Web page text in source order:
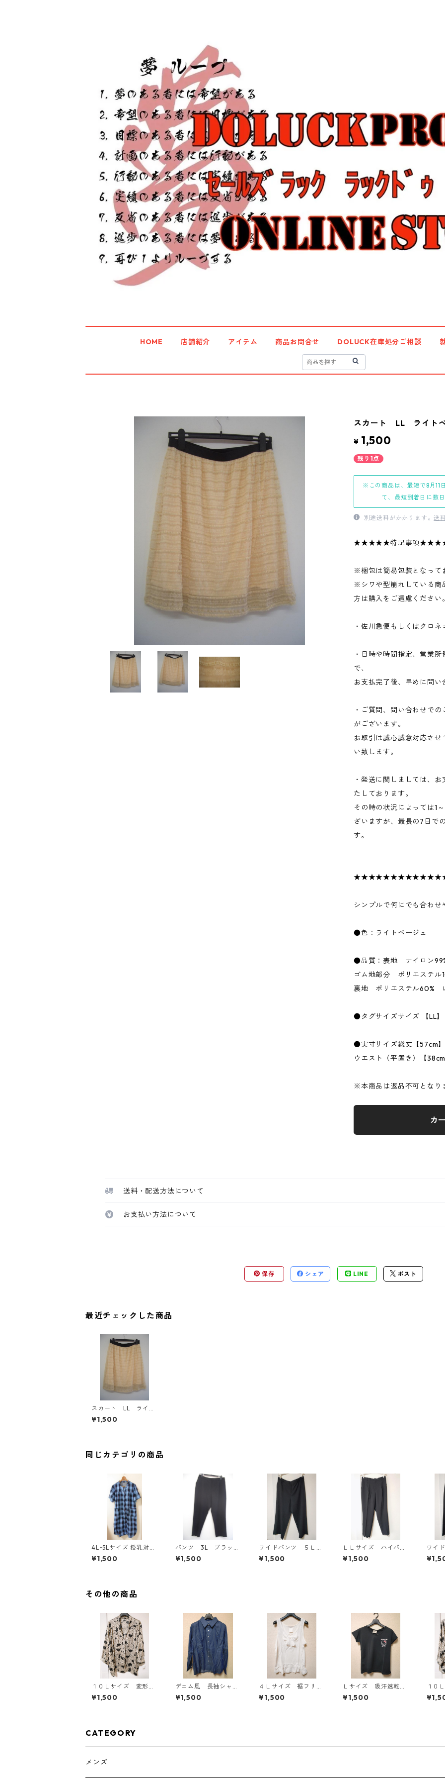
HOME 店舗紹介 アイテム 商品お問合せ DOLUCK在庫処分ご相談
スカート LL ライト
¥ 1,500
残り1点
※この商品は、最短で8月11
て、最短到着日に数
別途送料がかかります。送
★★★★★特記事項
※梱包は簡易包装となって
※シワや型崩れしている商
方は購入をご遠慮ください。
・佐川急便もしくはクロネ
・日時や時間指定、営業
で、
お支払完了後、早めに問い
・ご質問、問い合わせで
がございます。
お取引は誠心誠意対応さ
い致します。
・発送に関しましては、
たしております。
その時の状況によっては1
ざいますが、最長の7日で
す。
シンプルで何にでも合わ
●色：ライトベージュ
●品質：表地 ナイロン
ゴム地部分 ポリエステル
裏地 ポリエステル60%
●タグサイズサイズ 【LL】
●実寸サイズ総丈【57cm】
ウエスト（平置き）【38cm
※本商品は返品不可となり
カ
送料・配送方法について
お支払い方法について
保存 シェア LINE ポスト
最近チェックした商品
スカート LL ライト
ベージュ IY-4004
¥1,500
同じカテゴリの商品
4Lｰ5Lサイズ 授乳対応
チェック柄 半袖ルーム
ウェア マタニティ ブ
¥1,500
パンツ 3L ブラッ
ク IY-4525
¥1,500
ワイドパンツ ５Ｌ
ブラック KAE-4725
¥1,500
ＬＬサイズ ハイパー
ストレッチ センター
プレスパンツ ブラッ
¥1,500
ワイ
ブラ
その他の商品
１０Ｌサイズ 変形ド
ット 花柄 ボウタイ
ブラウス オフホワイ
¥1,500
デニム風 長袖シャ
ツ ＬＬ ブルー K
AE-4801
¥1,500
４Ｌサイズ 裾フリ
ル リボン付きタンク
トップ オフホワイ
¥1,500
Ｌサイズ 吸汗速乾
抗菌防臭・消臭 ハロ
ーキティ ドライメッ
¥1,500
１０
ット
ブラ
CATEGORY
メンズ